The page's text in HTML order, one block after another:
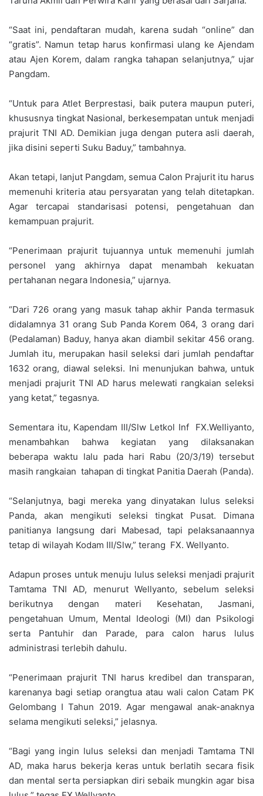
“Saat ini, pendaftaran mudah, karena sudah “online” dan
“gratis”. Namun tetap harus konfirmasi ulang ke Ajendam
atau Ajen Korem, dalam rangka tahapan selanjutnya,” ujar
Pangdam.
“Untuk para Atlet Berprestasi, baik putera maupun puteri,
khususnya tingkat Nasional, berkesempatan untuk menjadi
prajurit TNI AD. Demikian juga dengan putera asli daerah,
jika disini seperti Suku Baduy,” tambahnya.
Akan tetapi, lanjut Pangdam, semua Calon Prajurit itu harus
memenuhi kriteria atau persyaratan yang telah ditetapkan.
Agar tercapai standarisasi potensi, pengetahuan dan
kemampuan prajurit.
“Penerimaan prajurit tujuannya untuk memenuhi jumlah
personel yang akhirnya dapat menambah kekuatan
pertahanan negara Indonesia,” ujarnya.
“Dari 726 orang yang masuk tahap akhir Panda termasuk
didalamnya 31 orang Sub Panda Korem 064, 3 orang dari
(Pedalaman) Baduy, hanya akan diambil sekitar 456 orang.
Jumlah itu, merupakan hasil seleksi dari jumlah pendaftar
1632 orang, diawal seleksi. Ini menunjukan bahwa, untuk
menjadi prajurit TNI AD harus melewati rangkaian seleksi
yang ketat,” tegasnya.
Sementara itu, Kapendam III/Slw Letkol Inf FX.Welliyanto,
menambahkan bahwa kegiatan yang dilaksanakan
beberapa waktu lalu pada hari Rabu (20/3/19) tersebut
masih rangkaian tahapan di tingkat Panitia Daerah (Panda).
“Selanjutnya, bagi mereka yang dinyatakan lulus seleksi
Panda, akan mengikuti seleksi tingkat Pusat. Dimana
panitianya langsung dari Mabesad, tapi pelaksanaannya
tetap di wilayah Kodam III/Slw,” terang FX. Wellyanto.
Adapun proses untuk menuju lulus seleksi menjadi prajurit
Tamtama TNI AD, menurut Wellyanto, sebelum seleksi
berikutnya dengan materi Kesehatan, Jasmani,
pengetahuan Umum, Mental Ideologi (MI) dan Psikologi
serta Pantuhir dan Parade, para calon harus lulus
administrasi terlebih dahulu.
“Penerimaan prajurit TNI harus kredibel dan transparan,
karenanya bagi setiap orangtua atau wali calon Catam PK
Gelombang I Tahun 2019. Agar mengawal anak-anaknya
selama mengikuti seleksi,” jelasnya.
“Bagi yang ingin lulus seleksi dan menjadi Tamtama TNI
AD, maka harus bekerja keras untuk berlatih secara fisik
dan mental serta persiapkan diri sebaik mungkin agar bisa